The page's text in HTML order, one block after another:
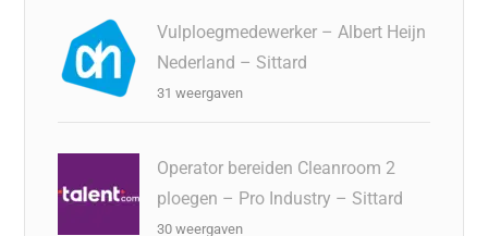
Vulploegmedewerker – Albert Heijn
Nederland – Sittard
31 weergaven
Operator bereiden Cleanroom 2
ploegen – Pro Industry – Sittard
30 weergaven